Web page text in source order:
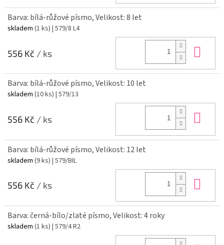
Barva: bílá-růžové písmo, Velikost: 8 let
skladem (1 ks) | 579/8 L4
556 Kč / ks
Barva: bílá-růžové písmo, Velikost: 10 let
skladem (10 ks) | 579/13
556 Kč / ks
Barva: bílá-růžové písmo, Velikost: 12 let
skladem (9 ks) | 579/BIL
556 Kč / ks
Barva: černá-bílo/zlaté písmo, Velikost: 4 roky
skladem (1 ks) | 579/4 R2